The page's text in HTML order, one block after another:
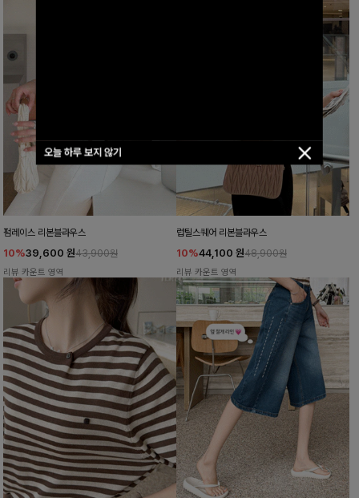
오늘 하루 보지 않기
펌레이스 리본블라우스
10%39,600 원43,900원
리뷰 카운트 영역
럽틸스퀘어 리본블라우스
10%44,100 원48,900원
리뷰 카운트 영역